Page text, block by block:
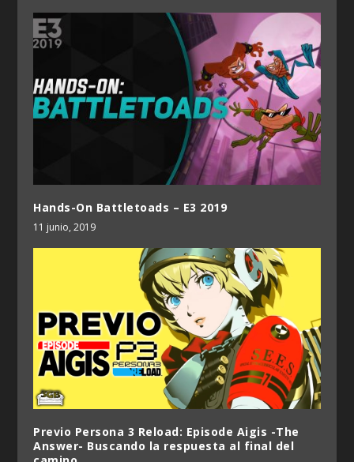
Hands-On Battletoads – E3 2019
11 junio, 2019
Previo Persona 3 Reload: Episode Aigis -The
Answer- Buscando la respuesta al final del